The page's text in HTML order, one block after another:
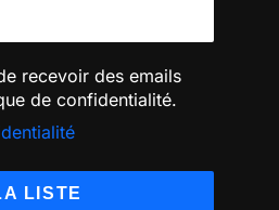
recevoir des emails
de confidentialité.